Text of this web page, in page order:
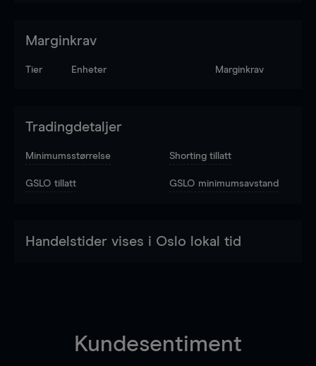
Marginkrav
Tier Enheter Marginkrav
Tradingdetaljer
Minimumsstørrelse Shorting tillatt
GSLO tillatt GSLO minimumsavstand
Handelstider vises i Oslo lokal tid
Kundesentiment